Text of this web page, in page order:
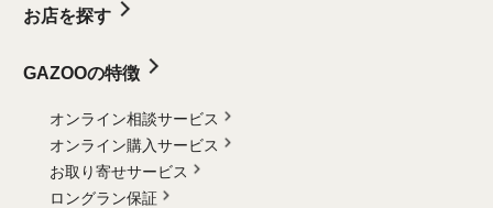
お店を探す
GAZOOの特徴
オンライン相談サービス
オンライン購入サービス
お取り寄せサービス
ロングラン保証